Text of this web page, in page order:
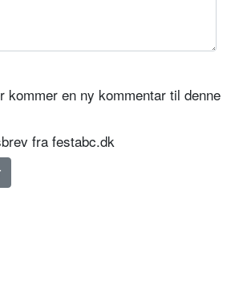
kommer en ny kommentar til denne
fra festabc.dk